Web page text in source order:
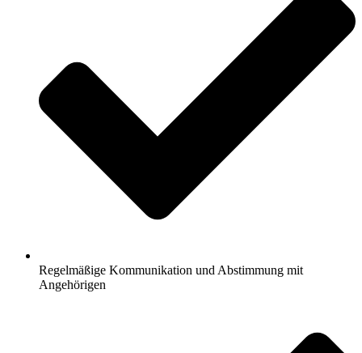
Regelmäßige Kommunikation und Abstimmung mit
Angehörigen